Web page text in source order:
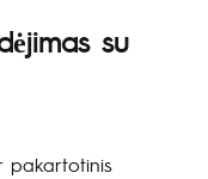
su
pakartotinis